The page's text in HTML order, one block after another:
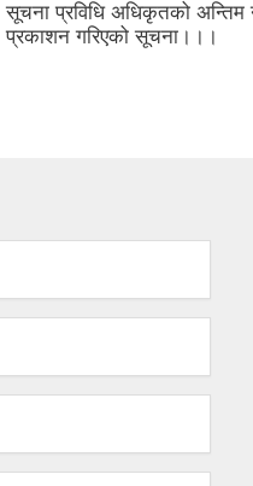
सूचना प्रविधि अधिकृतको अन्तिम
प्रकाशन गरिएको सूचना।।।